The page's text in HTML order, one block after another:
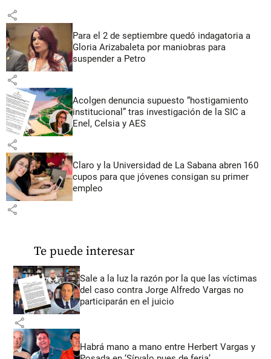
share
Para el 2 de septiembre quedó indagatoria a
Gloria Arizabaleta por maniobras para
suspender a Petro
share
Acolgen denuncia supuesto “hostigamiento
institucional” tras investigación de la SIC a
Enel, Celsia y AES
share
Claro y la Universidad de La Sabana abren 160
cupos para que jóvenes consigan su primer
empleo
share
Te puede interesar
Sale a la luz la razón por la que las víctimas
del caso contra Jorge Alfredo Vargas no
participarán en el juicio
share
Habrá mano a mano entre Herbert Vargas y